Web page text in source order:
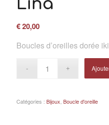
Lina
€20,00
Boucles d’oreilles dorée
Catégories : Bijoux Boucle d'oreille